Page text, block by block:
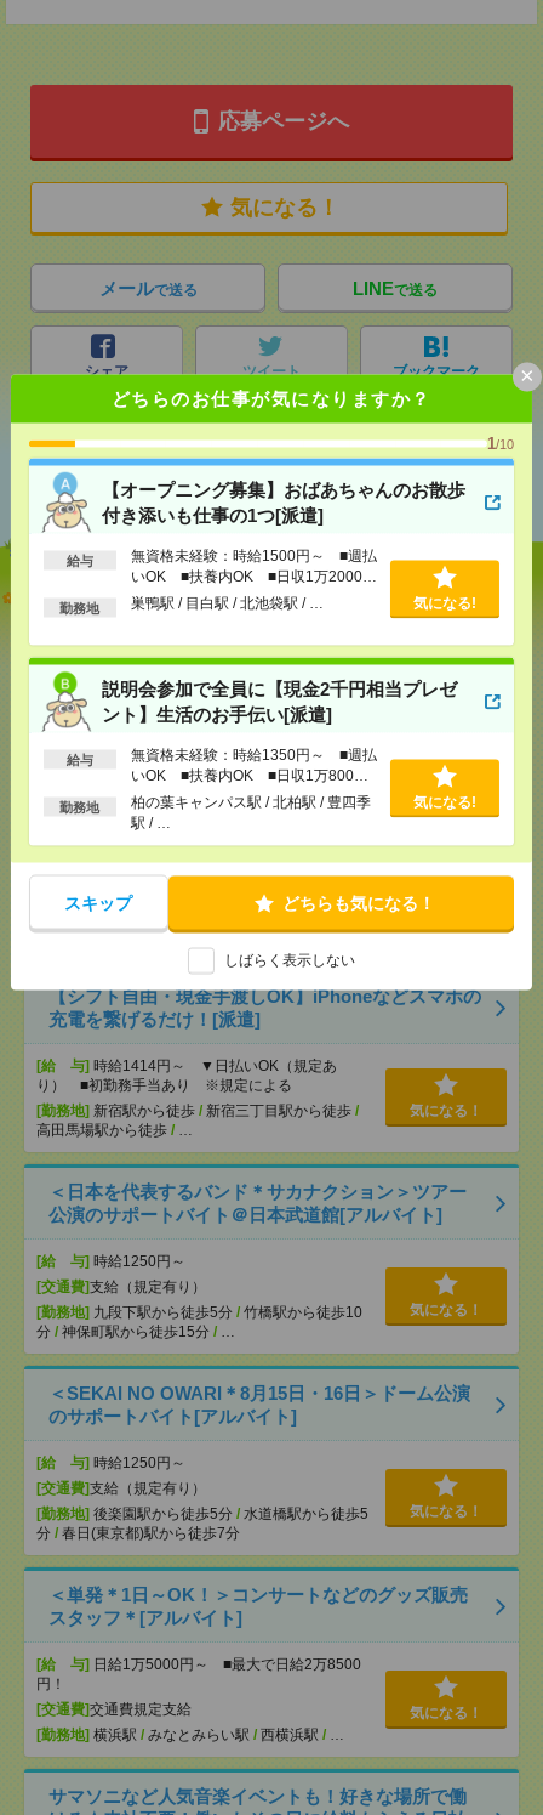
どちらのお仕事が気になりますか？
1/10
【オープニング募集】おばあちゃんのお散歩
付き添いも仕事の1つ[派遣]
給与
無資格未経験：時給1500円～ ■週払
いOK ■扶養内OK ■日収1万2000円
以上
勤務地 巣鴨駅 / 目白駅 / 北池袋駅 / … 気になる!
説明会参加で全員に【現金2千円相当プレゼ
ント】生活のお手伝い[派遣]
給与
無資格未経験：時給1350円～ ■週払
いOK ■扶養内OK ■日収1万800円
以上
勤務地
柏の葉キャンパス駅 / 北柏駅 / 豊四季
駅 / …
気になる!
スキップ どちらも気になる！
しばらく表示しない
×
応募ページへ
気になる！
メールで送る LINEで送る
シェア ツイート ブックマーク
あなたの閲覧履歴からの
おすすめ
【オープニング募集】おばあちゃんのお散歩付き添
いも仕事の1つ[派遣]
[給 与]無資格未経験：時給1500円～ ■週払い
OK ■扶養内OK ■日収1万2000円以上
[交通費]
交通費全額支給
[勤務地]巣鴨駅
説明会参加で全員に【現金2千円相当プレゼント】生
活のお手伝い[派遣]
[給 与]無資格未経験：時給1350円～ ■週払い
OK ■扶養内OK ■日収1万800円以上
[交通費]交通費全額支給
[勤務地]柏の葉キャンパス駅/北柏駅/豊四季駅/…
気になる！
【シフト自由・現金手渡しOK】iPhoneなどスマホの
充電を繋げるだけ！[派遣]
[給 与] 時給1414円～ ▼日払いOK（規定あ
り） ■初勤務手当あり ※規定による
[勤務地] 新宿駅から徒歩 / 新宿三丁目駅から徒歩 /
高田馬場駅から徒歩 / …
気になる！
＜日本を代表するバンド＊サカナクション＞ツアー
公演のサポートバイト＠日本武道館[アルバイト]
[給 与] 時給1250円～
[交通費]支給（規定有り）
[勤務地] 九段下駅から徒歩5分 / 竹橋駅から徒歩10
分 / 神保町駅から徒歩15分 / …
気になる！
＜SEKAI NO OWARI＊8月15日・16日＞ドーム公演
のサポートバイト[アルバイト]
[給 与] 時給1250円～
[交通費]支給（規定有り）
[勤務地] 後楽園駅から徒歩5分 / 水道橋駅から徒歩5
分 / 春日(東京都)駅から徒歩7分
気になる！
＜単発＊1日～OK！＞コンサートなどのグッズ販売
スタッフ＊[アルバイト]
[給 与] 日給1万5000円～ ■最大で日給2万8500
円！
[交通費]交通費規定支給
[勤務地] 横浜駅 / みなとみらい駅 / 西横浜駅 / …
気になる！
サマソニなど人気音楽イベントも！好きな場所で働